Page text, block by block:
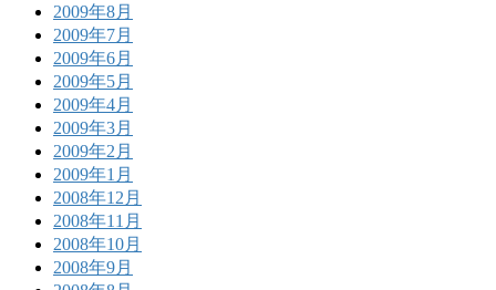
2009年8月
2009年7月
2009年6月
2009年5月
2009年4月
2009年3月
2009年2月
2009年1月
2008年12月
2008年11月
2008年10月
2008年9月